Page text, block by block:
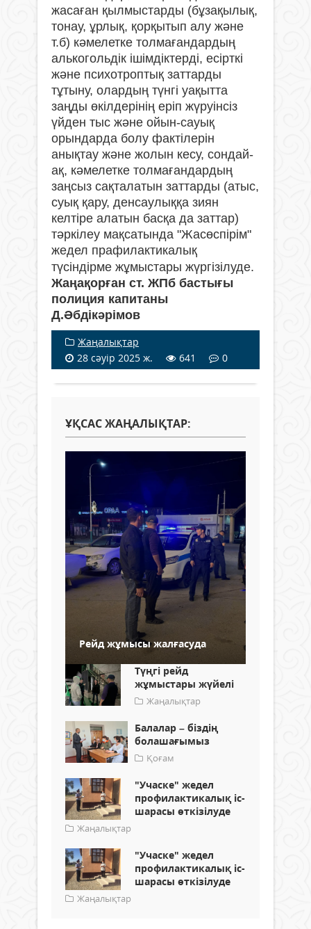
жасаған қылмыстарды (бұзақылық,
тонау, ұрлық, қорқытып алу және
т.б) кәмелетке толмағандардың
алькогольдік ішімдіктерді, есірткі
және психотроптық заттарды
тұтыну, олардың түнгі уақытта
заңды өкілдерінің еріп жүруінсіз
үйден тыс және ойын-сауық
орындарда болу фактілерін
анықтау және жолын кесу, сондай-
ақ, кәмелетке толмағандардың
заңсыз сақталатын заттарды (атыс,
суық қару, денсаулыққа зиян
келтіре алатын басқа да заттар)
тәркілеу мақсатында "Жасөспірім"
жедел прафилактикалық
түсіндірме жұмыстары жүргізілуде.
Жаңақорған ст. ЖПб бастығы
полиция капитаны
Д.Әбдікәрімов
Жаңалықтар
28 сәуір 2025 ж.
641 0
ҰҚСАС ЖАҢАЛЫҚТАР:
Рейд жұмысы жалғасуда
Түңгі рейд
жұмыстары жүйелі
Жаңалықтар
Балалар – біздің
болашағымыз
Қоғам
"Учаске" жедел
профилактикалық іс-
шарасы өткізілуде
Жаңалықтар
"Учаске" жедел
профилактикалық іс-
шарасы өткізілуде
Жаңалықтар